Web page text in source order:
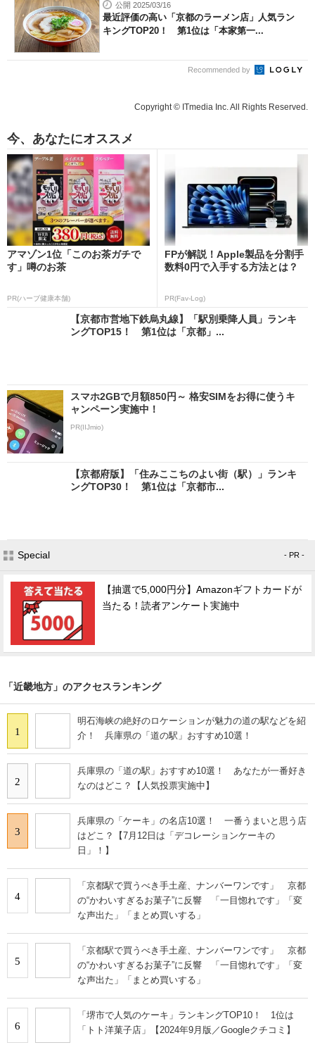
公開 2025/03/16
最近評価の高い「京都のラーメン店」人気ラン
キングTOP20！ 第1位は「本家第一...
Recommended by
Copyright © ITmedia Inc. All Rights Reserved.
今、あなたにオススメ
アマゾン1位「このお茶ガチで
す」噂のお茶
PR(ハーブ健康本舗)
FPが解説！Apple製品を分割手
数料0円で入手する方法とは？
PR(Fav-Log)
【京都市営地下鉄烏丸線】「駅別乗降人員」ランキ
ングTOP15！ 第1位は「京都」...
スマホ2GBで月額850円～ 格安SIMをお得に使うキ
ャンペーン実施中！
PR(IIJmio)
【京都府版】「住みここちのよい街（駅）」ランキ
ングTOP30！ 第1位は「京都市...
Special - PR -
【抽選で5,000円分】Amazonギフトカードが
当たる！読者アンケート実施中
「近畿地方」のアクセスランキング
1
明石海峡の絶好のロケーションが魅力の道の駅などを紹
介！ 兵庫県の「道の駅」おすすめ10選！
2
兵庫県の「道の駅」おすすめ10選！ あなたが一番好き
なのはどこ？【人気投票実施中】
3
兵庫県の「ケーキ」の名店10選！ 一番うまいと思う店
はどこ？【7月12日は「デコレーションケーキの
日」！】
4
「京都駅で買うべき手土産、ナンバーワンです」 京都
の“かわいすぎるお菓子”に反響 「一目惚れです」「変
な声出た」「まとめ買いする」
5
「京都駅で買うべき手土産、ナンバーワンです」 京都
の“かわいすぎるお菓子”に反響 「一目惚れです」「変
な声出た」「まとめ買いする」
6
「堺市で人気のケーキ」ランキングTOP10！ 1位は
「トト洋菓子店」【2024年9月版／Googleクチコミ】